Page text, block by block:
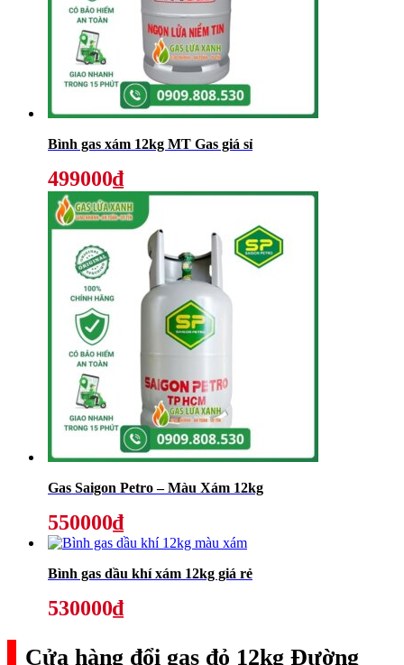
Bình gas xám 12kg MT Gas giá sỉ
499000₫
Gas Saigon Petro – Màu Xám 12kg
550000₫
Bình gas dầu khí xám 12kg giá rẻ
530000₫
Cửa hàng đổi gas đỏ 12kg Đường